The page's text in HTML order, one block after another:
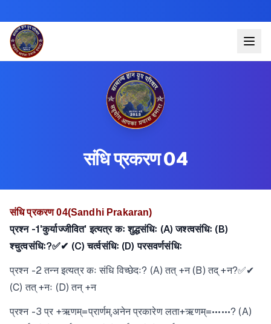
संधि प्रकरण 04
संधि प्रकरण 04(Sandhi Prakaran)
प्रश्न -1'कुर्याज्जीवित' इत्यत्र कः शुद्धसंधिः (A) जश्त्वसंधिः (B)
श्चुत्वसंधिः?✅✔ (C) चर्त्वसंधिः (D) परसवर्णसंधिः
प्रश्न -2 तन्न इत्यत्र कः संधि विच्छेदः? (A) तत् +न (B) तद् +न?✅✔
(C) तत् +नः (D) तन् +न
प्रश्न -3 प्र +ऋणम्=प्रार्णम्,अनेन प्रकारेण लता+ऋणम्=••••••? (A)